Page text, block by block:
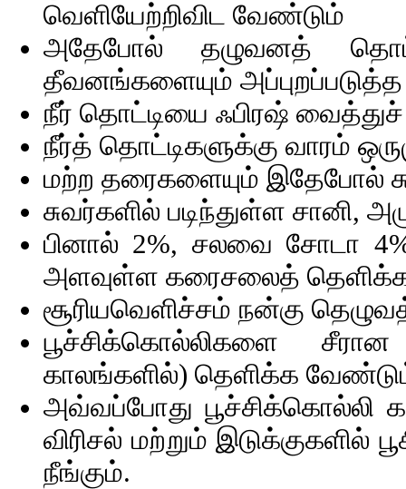
வெளியேற்றிவிட வேண்டும்
அதேபோல் தழுவனத்
தீவனங்களையும்
நீர் தொட்டியை ஃபிரஷ் வைத்துச்
நீர்த் தொட்டிகளுக்கு வாரம்
மற்ற தரைகளையும் இதேபோல்
சுவர்களில் படிந்துள்ள சானி,
பினால் 2%, சலவை சோடா
அளவுள்ள கரைசலைத்
சூரியவெளிச்சம் நன்கு
பூச்சிக்கொல்லிகளை
காலங்களில்) தெளிக்க
அவ்வப்போது பூச்சிக்கொல்லி
விரிசல் மற்றும்
நீங்கும்.